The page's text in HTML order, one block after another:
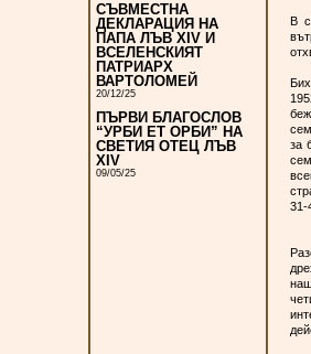
СЪВМЕСТНА
ДЕКЛАРАЦИЯ НА
ПАПА ЛЪВ XIV И
ВСЕЛЕНСКИЯТ
ПАТРИАРХ
ВАРТОЛОМЕЙ
20/12/25
ПЪРВИ БЛАГОСЛОВ
“УРБИ ЕТ ОРБИ” НА
СВЕТИЯ ОТЕЦ ЛЪВ
XIV
09/05/25
В
за
31-